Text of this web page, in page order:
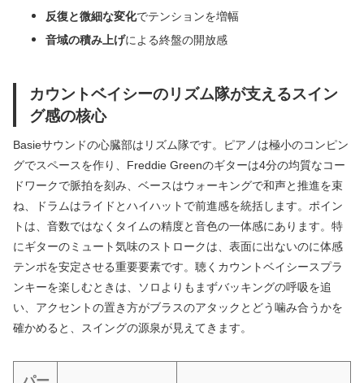
反復と微細な変化でテンションを増幅
音域の積み上げによる終盤の開放感
カウントベイシーのリズム隊が支えるスイン
グ感の核心
Basieサウンドの心臓部はリズム隊です。ピアノは極小のコンピン
グでスペースを作り、Freddie Greenのギターは4分の均質なコー
ドワークで脈拍を刻み、ベースはウォーキングで和声と推進を束
ね、ドラムはライドとハイハットで前進感を統括します。ポイン
トは、音数ではなくタイムの精度と音色の一体感にあります。特
にギターのミュート気味のストロークは、表面に出ないのに体感
テンポを安定させる重要要素です。聴くカウントベイシースプラ
ンキーを楽しむときは、ソロよりもまずバッキングの呼吸を追
い、アクセントの置き方がブラスのアタックとどう噛み合うかを
確かめると、スイングの源泉が見えてきます。